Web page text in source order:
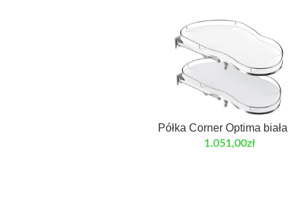
Półka Corner Optima biała
1.051,00zł